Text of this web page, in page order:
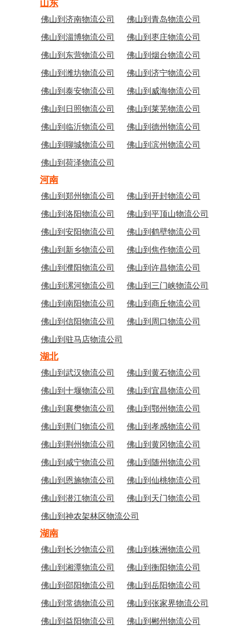
山东
佛山到济南物流公司 佛山到青岛物流公司
佛山到淄博物流公司 佛山到枣庄物流公司
佛山到东营物流公司 佛山到烟台物流公司
佛山到潍坊物流公司 佛山到济宁物流公司
佛山到泰安物流公司 佛山到威海物流公司
佛山到日照物流公司 佛山到莱芜物流公司
佛山到临沂物流公司 佛山到德州物流公司
佛山到聊城物流公司 佛山到滨州物流公司
佛山到荷泽物流公司
河南
佛山到郑州物流公司 佛山到开封物流公司
佛山到洛阳物流公司 佛山到平顶山物流公司
佛山到安阳物流公司 佛山到鹤壁物流公司
佛山到新乡物流公司 佛山到焦作物流公司
佛山到濮阳物流公司 佛山到许昌物流公司
佛山到漯河物流公司 佛山到三门峡物流公司
佛山到南阳物流公司 佛山到商丘物流公司
佛山到信阳物流公司 佛山到周口物流公司
佛山到驻马店物流公司
湖北
佛山到武汉物流公司 佛山到黄石物流公司
佛山到十堰物流公司 佛山到宜昌物流公司
佛山到襄樊物流公司 佛山到鄂州物流公司
佛山到荆门物流公司 佛山到孝感物流公司
佛山到荆州物流公司 佛山到黄冈物流公司
佛山到咸宁物流公司 佛山到随州物流公司
佛山到恩施物流公司 佛山到仙桃物流公司
佛山到潜江物流公司 佛山到天门物流公司
佛山到神农架林区物流公司
湖南
佛山到长沙物流公司 佛山到株洲物流公司
佛山到湘潭物流公司 佛山到衡阳物流公司
佛山到邵阳物流公司 佛山到岳阳物流公司
佛山到常德物流公司 佛山到张家界物流公司
佛山到益阳物流公司 佛山到郴州物流公司